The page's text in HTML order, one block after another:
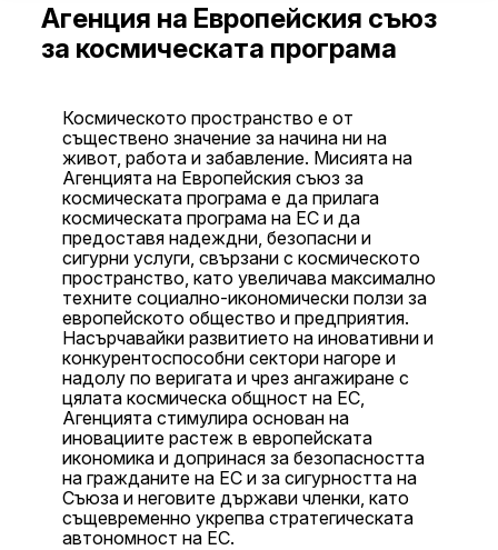
Агенция на Европейския съюз
за космическата програма
Космическото пространство е от
съществено значение за начина ни на
живот, работа и забавление. Мисията на
Агенцията на Европейския съюз за
космическата програма е да прилага
космическата програма на ЕС и да
предоставя надеждни, безопасни и
сигурни услуги, свързани с космическото
пространство, като увеличава максимално
техните социално-икономически ползи за
европейското общество и предприятия.
Насърчавайки развитието на иновативни и
конкурентоспособни сектори нагоре и
надолу по веригата и чрез ангажиране с
цялата космическа общност на ЕС,
Агенцията стимулира основан на
иновациите растеж в европейската
икономика и допринася за безопасността
на гражданите на ЕС и за сигурността на
Съюза и неговите държави членки, като
същевременно укрепва стратегическата
автономност на ЕС.